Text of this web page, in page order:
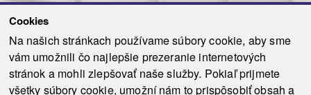
Cookies
Na našich stránkach používame súbory cookie, aby sme
vám umožnili čo najlepšie prezeranie internetových
stránok a mohli zlepšovať naše služby. Pokiaľ prijmete
všetky súbory cookie, umožní nám to prispôsobiť obsah a